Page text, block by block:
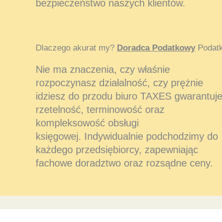
bezpieczeństwo naszych klientów.
Dlaczego akurat my? Doradca Podatkowy
Nie ma znaczenia, czy właśnie
rozpoczynasz działalność, czy prężnie
idziesz do przodu biuro TAXES gwarantuje
rzetelność, terminowość oraz
kompleksowość obsługi
księgowej. Indywidualnie podchodzimy do
każdego przedsiębiorcy, zapewniając
fachowe doradztwo oraz rozsądne ceny.